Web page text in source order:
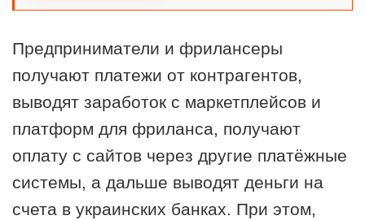
Предприниматели и фрилансеры
получают платежи от контрагентов,
выводят заработок с маркетплейсов и
платформ для фриланса, получают
оплату с сайтов через другие платёжные
системы, а дальше выводят деньги на
счета в украинских банках. При этом,